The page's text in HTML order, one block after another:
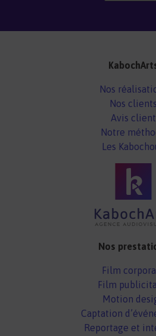
Nos
Nos clients
Avis client
Notre
Les
Nos
Film
Film
Motion
Captation
Reportage et